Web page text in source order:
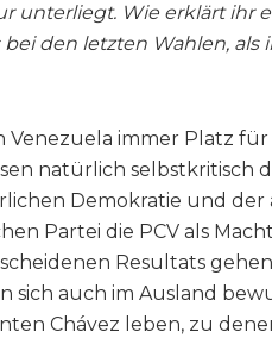
unterliegt. Wie erklärt ihr
den letzten Wahlen, als
Venezuela immer Platz
natürlich selbstkritisch
Demokratie und der
Partei die PCV als
Resultats
sich auch im Ausland
Chávez leben, zu